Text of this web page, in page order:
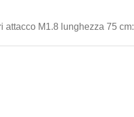
attacco M1.8 lunghezza 75 cm: